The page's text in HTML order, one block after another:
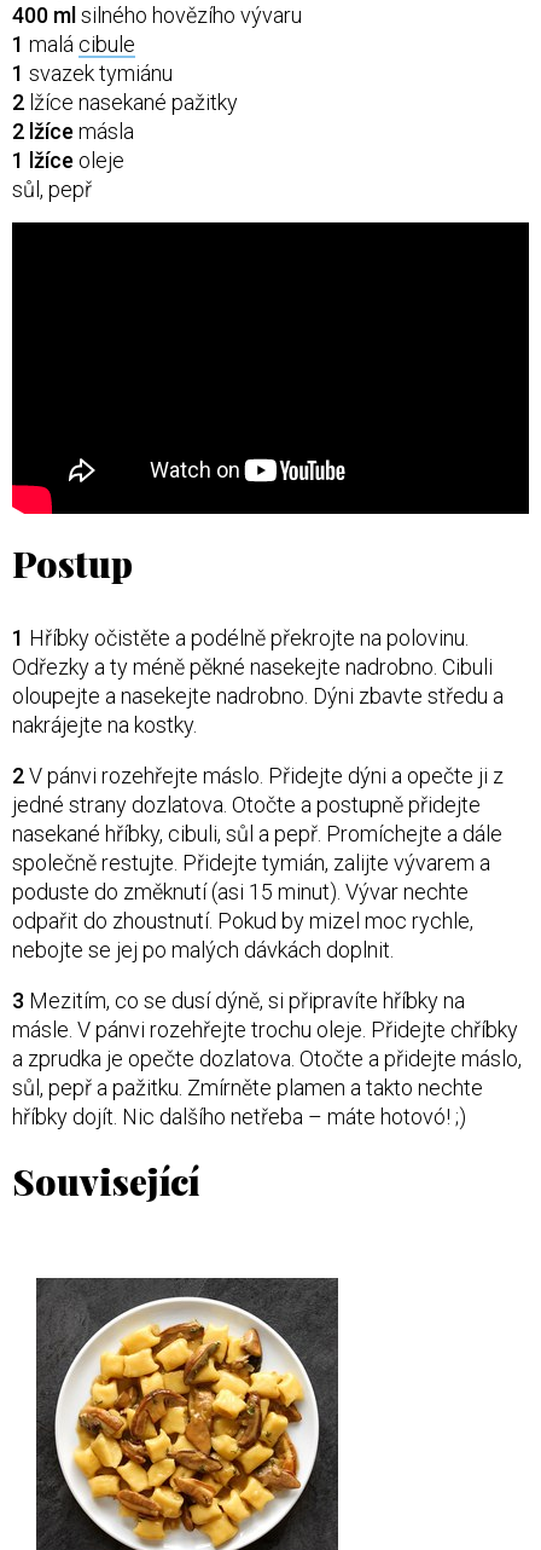
400 ml silného hovězího vývaru
1 malá cibule
1 svazek tymiánu
2 lžíce nasekané pažitky
2 lžíce másla
1 lžíce oleje
sůl, pepř
Postup
1 Hříbky očistěte a podélně překrojte na polovinu.
Odřezky a ty méně pěkné nasekejte nadrobno. Cibuli
oloupejte a nasekejte nadrobno. Dýni zbavte středu a
nakrájejte na kostky.
2V pánvi rozehřejte máslo. Přidejte dýni a opečte ji z
jedné strany dozlatova. Otočte a postupně přidejte
nasekané hříbky, cibuli, sůl a pepř. Promíchejte a dále
společně restujte. Přidejte tymián, zalijte vývarem a
poduste do změknutí (asi 15 minut). Vývar nechte
odpařit do zhoustnutí. Pokud by mizel moc rychle,
nebojte se jej po malých dávkách doplnit.
3 Mezitím, co se dusí dýně, si připravíte hříbky na
másle. V pánvi rozehřejte trochu oleje. Přidejte chříbky
a zprudka je opečte dozlatova. Otočte a přidejte máslo,
sůl, pepř a pažitku. Zmírněte plamen a takto nechte
hříbky dojít. Nic dalšího netřeba – máte hotovó! ;)
Související